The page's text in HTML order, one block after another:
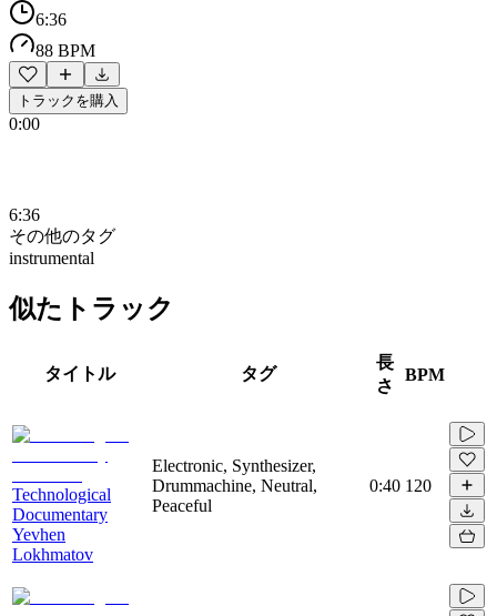
6:36
88 BPM
トラックを購入
0:00
6:36
その他のタグ
instrumental
似たトラック
タイトル タグ
長
さ
BPM
Technological
Documentary
Yevhen
Lokhmatov
Electronic, Synthesizer,
Drummachine, Neutral,
Peaceful
0:40 120